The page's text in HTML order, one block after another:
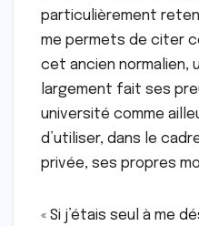
particulièrement
me permets de citer
cet ancien normalien,
largement fait ses
université comme
d’utiliser, dans le
privée, ses propres
« Si j’étais seul à me